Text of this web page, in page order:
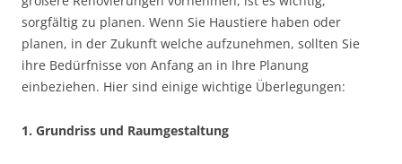
sorgfältig zu planen. Wenn Sie Haustiere haben oder
planen, in der Zukunft welche aufzunehmen, sollten Sie
ihre Bedürfnisse von Anfang an in Ihre Planung
einbeziehen. Hier sind einige wichtige Überlegungen:
1. Grundriss und Raumgestaltung